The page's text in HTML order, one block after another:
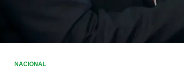
NACIONAL